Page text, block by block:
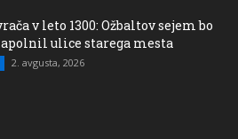
v leto 1300: Ožbaltov sejem bo
ulice starega mesta
2. avgusta, 2026